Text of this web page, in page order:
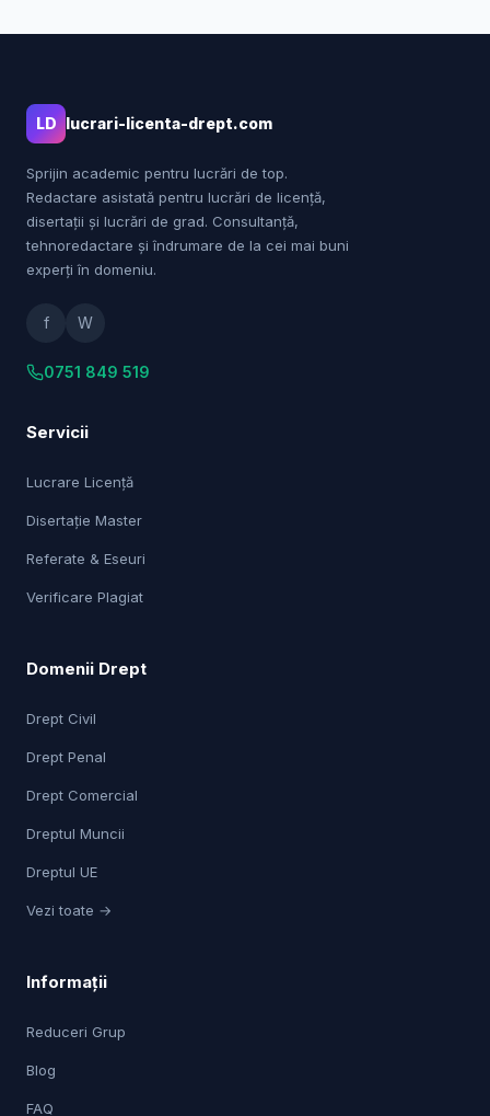
LD lucrari-licenta-drept.com
Sprijin academic pentru lucrări de top.
Redactare asistată pentru lucrări de licență,
disertații și lucrări de grad. Consultanță,
tehnoredactare și îndrumare de la cei mai buni
experți în domeniu.
f W
0751 849 519
Servicii
Lucrare Licență
Disertație Master
Referate & Eseuri
Verificare Plagiat
Domenii Drept
Drept Civil
Drept Penal
Drept Comercial
Dreptul Muncii
Dreptul UE
Vezi toate →
Informații
Reduceri Grup
Blog
FAQ